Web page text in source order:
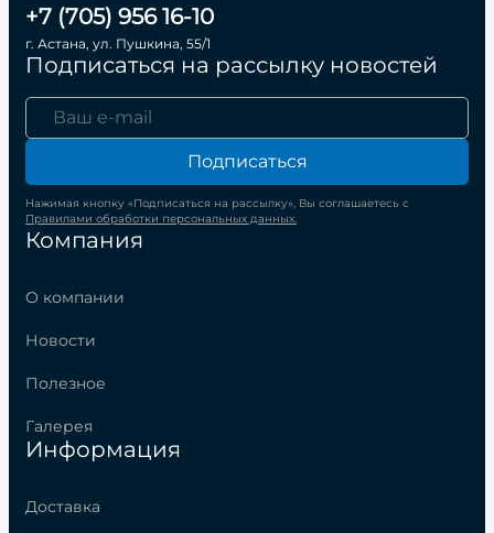
Компания
О компании
Новости
Полезное
Галерея
Информация
Доставка
+7 (705) 956 16-10
г. Астана, ул. Пушкина, 55/1
Подписаться на рассылку новостей
Подписаться
Нажимая кнопку «Подписаться на рассылку», Вы соглашаетесь с
Правилами обработки персональных данных.